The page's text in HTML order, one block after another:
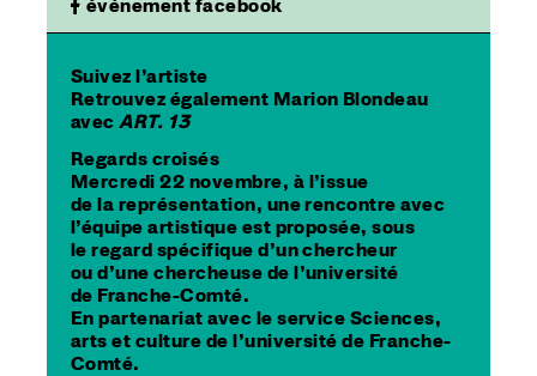
événement facebook
Suivez l’artiste
Retrouvez également ­Marion Blondeau
avec ART. 13
Regards croisés
Mercredi 22 novembre, à l’issue
de la représentation, une rencontre avec
l’équipe artistique est proposée, sous
le regard spécifique d’un chercheur
ou d’une chercheuse de l’université
de Franche-Comté.
En partenariat avec le service Sciences,
arts et culture de l’université de Franche-
Comté.